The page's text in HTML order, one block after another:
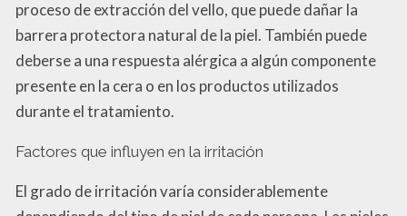
proceso de extracción del vello, que puede dañar la
barrera protectora natural de la piel. También puede
deberse a una respuesta alérgica a algún componente
presente en la cera o en los productos utilizados
durante el tratamiento.
Factores que influyen en la irritación
El grado de irritación varía considerablemente